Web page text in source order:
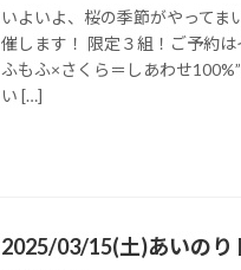
いよいよ、桜の季節がやってま
催します！ 限定３組！ご予約
ふもふ×さくら＝しあわせ
い […]
2025/03/15(土)あいのり